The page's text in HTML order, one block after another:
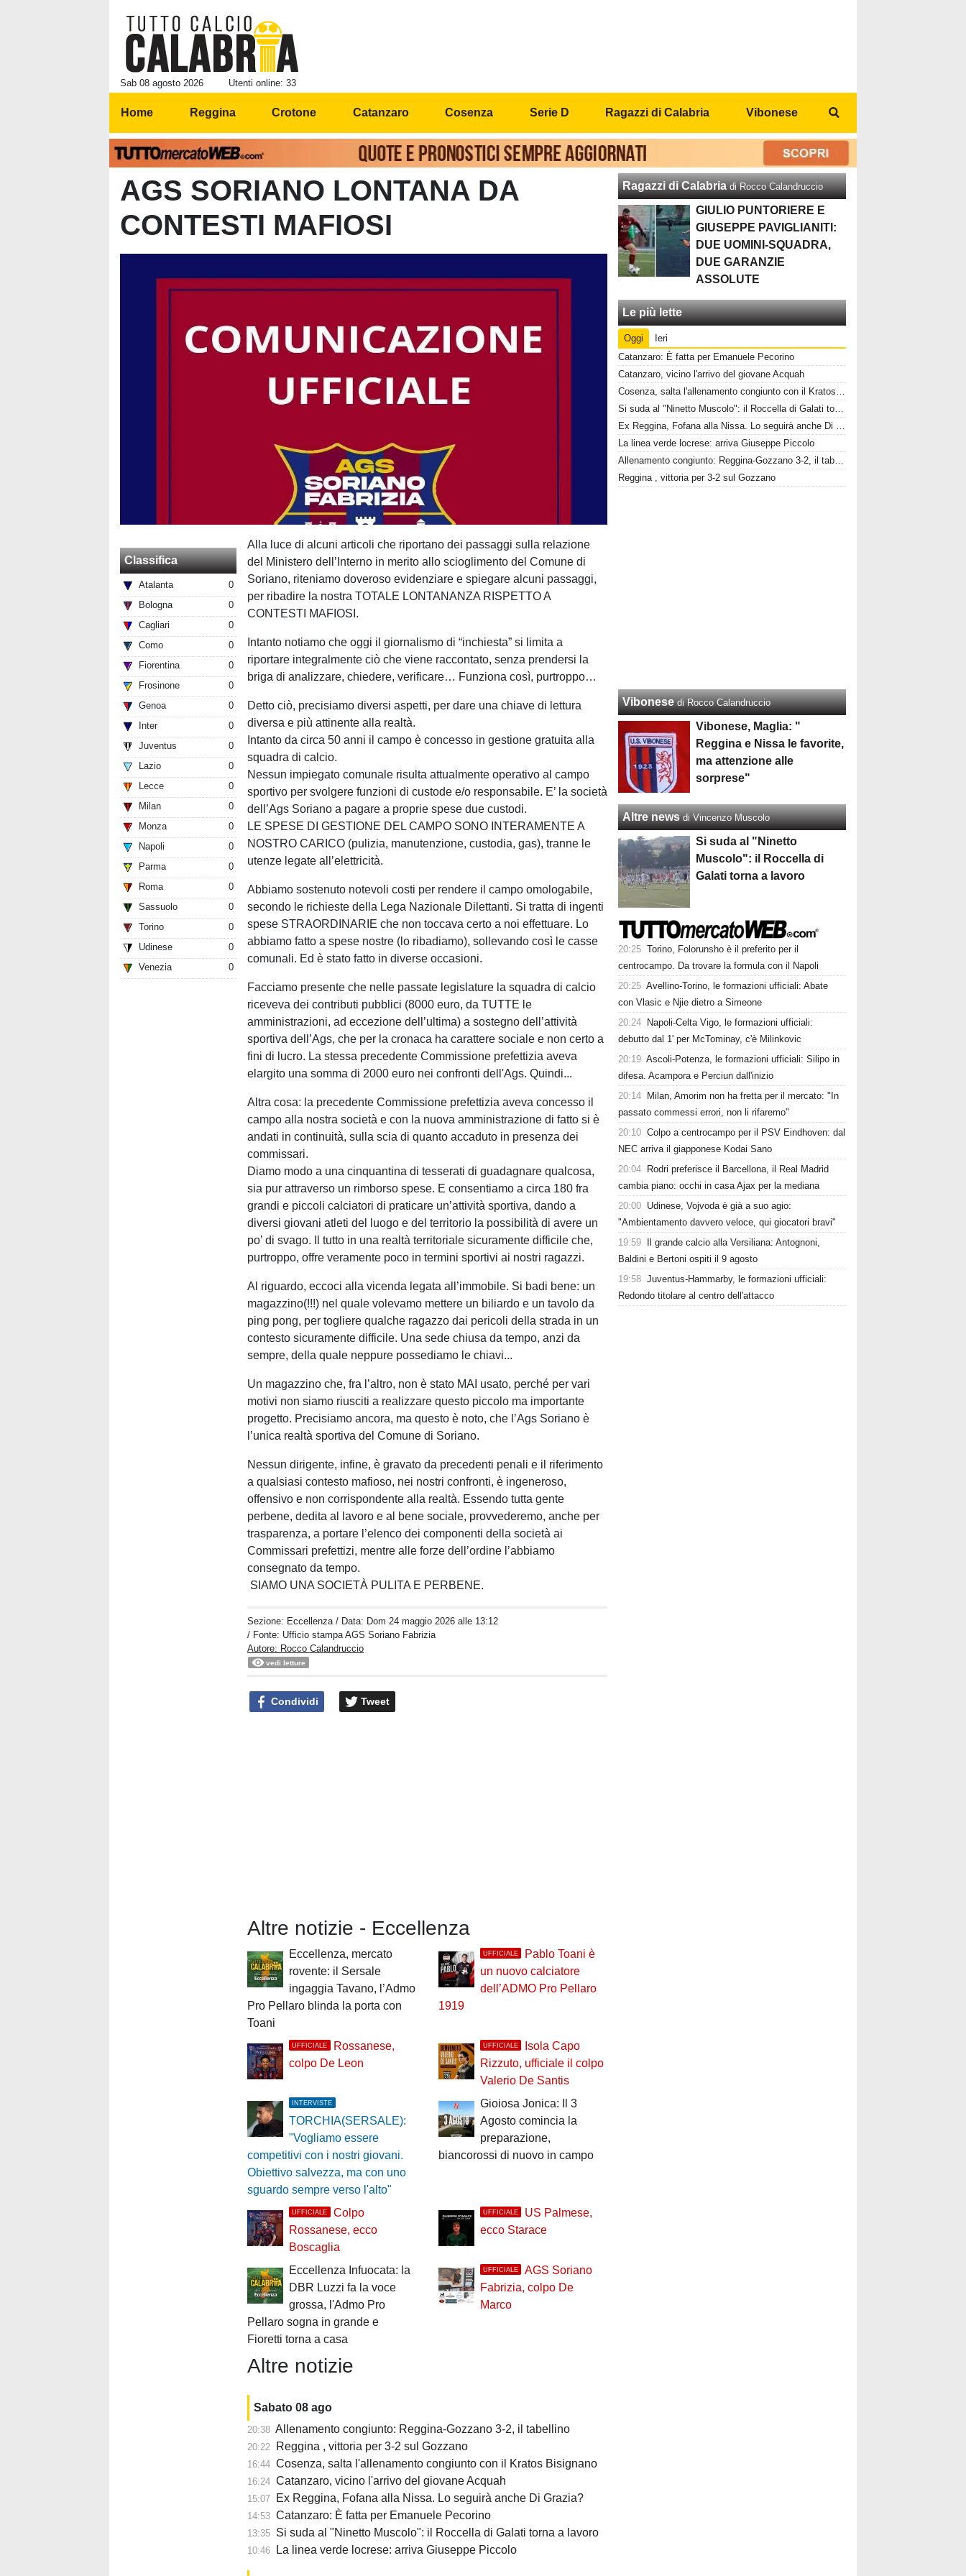
Sab 08 agosto 2026 Utenti online: 33
Home Reggina Crotone Catanzaro Cosenza Serie D Ragazzi di Calabria Vibonese
AGS SORIANO LONTANA DA
CONTESTI MAFIOSI
Classifica
Atalanta
0
Bologna
0
Cagliari
0
Como
0
Fiorentina
0
Frosinone
0
Genoa
0
Inter
0
Juventus
0
Lazio
0
Lecce
0
Milan
0
Monza
0
Napoli
0
Parma
0
Roma
0
Sassuolo
0
Torino
0
Udinese
0
Venezia
0
Alla luce di alcuni articoli che riportano dei passaggi sulla relazione
del Ministero dell’Interno in merito allo scioglimento del Comune di
Soriano, riteniamo doveroso evidenziare e spiegare alcuni passaggi,
per ribadire la nostra TOTALE LONTANANZA RISPETTO A
CONTESTI MAFIOSI.
Intanto notiamo che oggi il giornalismo di “inchiesta” si limita a
riportare integralmente ciò che viene raccontato, senza prendersi la
briga di analizzare, chiedere, verificare… Funziona così, purtroppo…
Detto ciò, precisiamo diversi aspetti, per dare una chiave di lettura
diversa e più attinente alla realtà.
Intanto da circa 50 anni il campo è concesso in gestione gratuita alla
squadra di calcio.
Nessun impiegato comunale risulta attualmente operativo al campo
sportivo per svolgere funzioni di custode e/o responsabile. E’ la società
dell’Ags Soriano a pagare a proprie spese due custodi.
LE SPESE DI GESTIONE DEL CAMPO SONO INTERAMENTE A
NOSTRO CARICO (pulizia, manutenzione, custodia, gas), tranne le
utenze legate all’elettricità.
Abbiamo sostenuto notevoli costi per rendere il campo omologabile,
secondo le richieste della Lega Nazionale Dilettanti. Si tratta di ingenti
spese STRAORDINARIE che non toccava certo a noi effettuare. Lo
abbiamo fatto a spese nostre (lo ribadiamo), sollevando così le casse
comunali. Ed è stato fatto in diverse occasioni.
Facciamo presente che nelle passate legislature la squadra di calcio
riceveva dei contributi pubblici (8000 euro, da TUTTE le
amministrazioni, ad eccezione dell’ultima) a sostegno dell’attività
sportiva dell’Ags, che per la cronaca ha carattere sociale e non certo a
fini di lucro. La stessa precedente Commissione prefettizia aveva
elargito una somma di 2000 euro nei confronti dell'Ags. Quindi...
Altra cosa: la precedente Commissione prefettizia aveva concesso il
campo alla nostra società e con la nuova amministrazione di fatto si è
andati in continuità, sulla scia di quanto accaduto in presenza dei
commissari.
Diamo modo a una cinquantina di tesserati di guadagnare qualcosa,
sia pur attraverso un rimborso spese. E consentiamo a circa 180 fra
grandi e piccoli calciatori di praticare un’attività sportiva, dando a
diversi giovani atleti del luogo e del territorio la possibilità di avere un
po’ di svago. Il tutto in una realtà territoriale sicuramente difficile che,
purtroppo, offre veramente poco in termini sportivi ai nostri ragazzi.
Al riguardo, eccoci alla vicenda legata all’immobile. Si badi bene: un
magazzino(!!!) nel quale volevamo mettere un biliardo e un tavolo da
ping pong, per togliere qualche ragazzo dai pericoli della strada in un
contesto sicuramente difficile. Una sede chiusa da tempo, anzi da
sempre, della quale neppure possediamo le chiavi...
Un magazzino che, fra l’altro, non è stato MAI usato, perché per vari
motivi non siamo riusciti a realizzare questo piccolo ma importante
progetto. Precisiamo ancora, ma questo è noto, che l’Ags Soriano è
l’unica realtà sportiva del Comune di Soriano.
Nessun dirigente, infine, è gravato da precedenti penali e il riferimento
a qualsiasi contesto mafioso, nei nostri confronti, è ingeneroso,
offensivo e non corrispondente alla realtà. Essendo tutta gente
perbene, dedita al lavoro e al bene sociale, provvederemo, anche per
trasparenza, a portare l’elenco dei componenti della società ai
Commissari prefettizi, mentre alle forze dell’ordine l’abbiamo
consegnato da tempo.
SIAMO UNA SOCIETÀ PULITA E PERBENE.
Sezione: Eccellenza / Data: Dom 24 maggio 2026 alle 13:12
/ Fonte: Ufficio stampa AGS Soriano Fabrizia
Autore: Rocco Calandruccio
vedi letture
Condividi Tweet
Altre notizie - Eccellenza
Eccellenza, mercato
rovente: il Sersale
ingaggia Tavano, l’Admo
Pro Pellaro blinda la porta con
Toani
UFFICIALE
Pablo Toani è
un nuovo calciatore
dell’ADMO Pro Pellaro
1919
UFFICIALE
Rossanese,
colpo De Leon
UFFICIALE
Isola Capo
Rizzuto, ufficiale il colpo
Valerio De Santis
INTERVISTE
TORCHIA(SERSALE):
"Vogliamo essere
competitivi con i nostri giovani.
Obiettivo salvezza, ma con uno
sguardo sempre verso l'alto"
Gioiosa Jonica: Il 3
Agosto comincia la
preparazione,
biancorossi di nuovo in campo
UFFICIALE
Colpo
Rossanese, ecco
Boscaglia
UFFICIALE
US Palmese,
ecco Starace
Eccellenza Infuocata: la
DBR Luzzi fa la voce
grossa, l'Admo Pro
Pellaro sogna in grande e
Fioretti torna a casa
UFFICIALE
AGS Soriano
Fabrizia, colpo De
Marco
Altre notizie
Sabato 08 ago
20:38 Allenamento congiunto: Reggina-Gozzano 3-2, il tabellino
20:22 Reggina , vittoria per 3-2 sul Gozzano
16:44 Cosenza, salta l'allenamento congiunto con il Kratos Bisignano
16:24 Catanzaro, vicino l'arrivo del giovane Acquah
15:07 Ex Reggina, Fofana alla Nissa. Lo seguirà anche Di Grazia?
14:53 Catanzaro: È fatta per Emanuele Pecorino
13:35 Si suda al "Ninetto Muscolo": il Roccella di Galati torna a lavoro
10:46 La linea verde locrese: arriva Giuseppe Piccolo
Ragazzi di Calabria di Rocco Calandruccio
GIULIO PUNTORIERE E
GIUSEPPE PAVIGLIANITI:
DUE UOMINI-SQUADRA,
DUE GARANZIE
ASSOLUTE
Le più lette
Oggi
Ieri
Catanzaro: È fatta per Emanuele Pecorino
Catanzaro, vicino l'arrivo del giovane Acquah
Cosenza, salta l'allenamento congiunto con il Kratos Bisignano
Si suda al "Ninetto Muscolo": il Roccella di Galati torna a lavoro
Ex Reggina, Fofana alla Nissa. Lo seguirà anche Di Grazia?
La linea verde locrese: arriva Giuseppe Piccolo
Allenamento congiunto: Reggina-Gozzano 3-2, il tabellino
Reggina , vittoria per 3-2 sul Gozzano
Vibonese di Rocco Calandruccio
Vibonese, Maglia: "
Reggina e Nissa le favorite,
ma attenzione alle
sorprese"
Altre news di Vincenzo Muscolo
Si suda al "Ninetto
Muscolo": il Roccella di
Galati torna a lavoro
20:25 Torino, Folorunsho è il preferito per il
centrocampo. Da trovare la formula con il Napoli
20:25 Avellino-Torino, le formazioni ufficiali: Abate
con Vlasic e Njie dietro a Simeone
20:24
Napoli-Celta Vigo, le formazioni ufficiali:
debutto dal 1' per McTominay, c'è Milinkovic
20:19 Ascoli-Potenza, le formazioni ufficiali: Silipo in
difesa. Acampora e Perciun dall'inizio
20:14
Milan, Amorim non ha fretta per il mercato: "In
passato commessi errori, non li rifaremo"
20:10 Colpo a centrocampo per il PSV Eindhoven: dal
NEC arriva il giapponese Kodai Sano
20:04
Rodri preferisce il Barcellona, il Real Madrid
cambia piano: occhi in casa Ajax per la mediana
20:00 Udinese, Vojvoda è già a suo agio:
"Ambientamento davvero veloce, qui giocatori bravi"
19:59
Il grande calcio alla Versiliana: Antognoni,
Baldini e Bertoni ospiti il 9 agosto
19:58 Juventus-Hammarby, le formazioni ufficiali:
Redondo titolare al centro dell'attacco